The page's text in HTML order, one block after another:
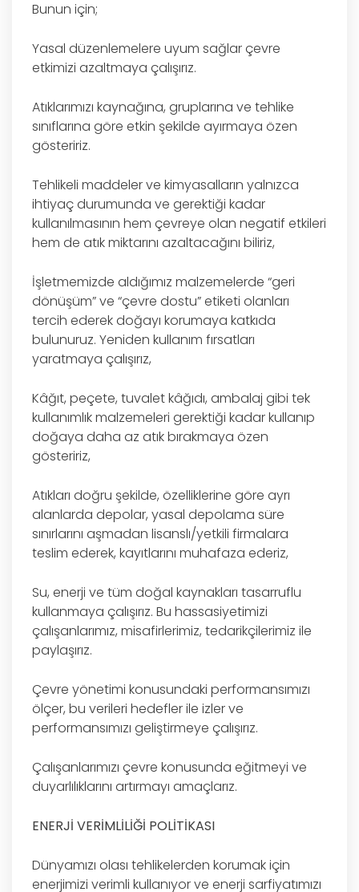
Bunun için;
Yasal düzenlemelere uyum sağlar çevre
etkimizi azaltmaya çalışırız.
Atıklarımızı kaynağına, gruplarına ve tehlike
sınıflarına göre etkin şekilde ayırmaya özen
gösteririz.
Tehlikeli maddeler ve kimyasalların yalnızca
ihtiyaç durumunda ve gerektiği kadar
kullanılmasının hem çevreye olan negatif etkileri
hem de atık miktarını azaltacağını biliriz,
İşletmemizde aldığımız malzemelerde “geri
dönüşüm” ve “çevre dostu” etiketi olanları
tercih ederek doğayı korumaya katkıda
bulunuruz. Yeniden kullanım fırsatları
yaratmaya çalışırız,
Kâğıt, peçete, tuvalet kâğıdı, ambalaj gibi tek
kullanımlık malzemeleri gerektiği kadar kullanıp
doğaya daha az atık bırakmaya özen
gösteririz,
Atıkları doğru şekilde, özelliklerine göre ayrı
alanlarda depolar, yasal depolama süre
sınırlarını aşmadan lisanslı/yetkili firmalara
teslim ederek, kayıtlarını muhafaza ederiz,
Su, enerji ve tüm doğal kaynakları tasarruflu
kullanmaya çalışırız. Bu hassasiyetimizi
çalışanlarımız, misafirlerimiz, tedarikçilerimiz ile
paylaşırız.
Çevre yönetimi konusundaki performansımızı
ölçer, bu verileri hedefler ile izler ve
performansımızı geliştirmeye çalışırız.
Çalışanlarımızı çevre konusunda eğitmeyi ve
duyarlılıklarını artırmayı amaçlarız.
ENERJİ VERİMLİLİĞİ POLİTİKASI
Dünyamızı olası tehlikelerden korumak için
enerjimizi verimli kullanıyor ve enerji sarfiyatımızı